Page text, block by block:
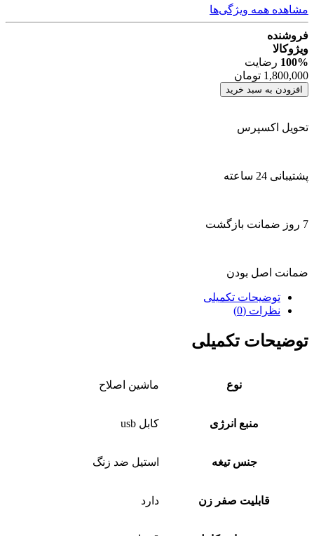
مشاهده همه ویژگی‌ها
فروشنده
ویژوکالا
100% رضایت
1,800,000 تومان
افزودن به سبد خرید
تحویل اکسپرس
پشتیبانی 24 ساعته
7 روز ضمانت بازگشت
ضمانت اصل بودن
توضیحات تکمیلی
نظرات (0)
توضیحات تکمیلی
نوع ماشین اصلاح
منبع انرژی کابل usb
جنس تیغه استیل ضد زنگ
قابلیت صفر زن دارد